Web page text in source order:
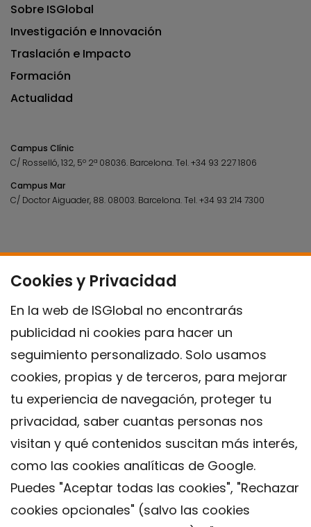
Cookies y Privacidad
En la web de ISGlobal no encontrarás
publicidad ni cookies para hacer un
seguimiento personalizado. Solo usamos
cookies, propias y de terceros, para mejorar
tu experiencia de navegación, proteger tu
privacidad, saber cuantas personas nos
visitan y qué contenidos suscitan más interés,
como las cookies analíticas de Google.
Puedes "Aceptar todas las cookies", "Rechazar
cookies opcionales" (salvo las cookies
Sobre ISGlobal
Investigación e Innovación
Traslación e Impacto
Formación
Actualidad
Campus Clínic
C/ Rosselló, 132, 5º 2ª 08036. Barcelona.Tel.+34 93 227 1806
Campus Mar
C/ Doctor Aiguader, 88. 08003. Barcelona.Tel.+34 93 214 7300